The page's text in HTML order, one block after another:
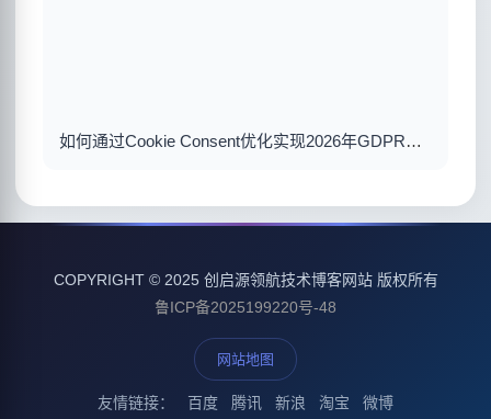
如何通过Cookie Consent优化实现2026年GDPR合规与用户体验双赢
COPYRIGHT © 2025 创启源领航技术博客网站 版权所有
鲁ICP备2025199220号-48
网站地图
友情链接： 百度 腾讯 新浪 淘宝 微博